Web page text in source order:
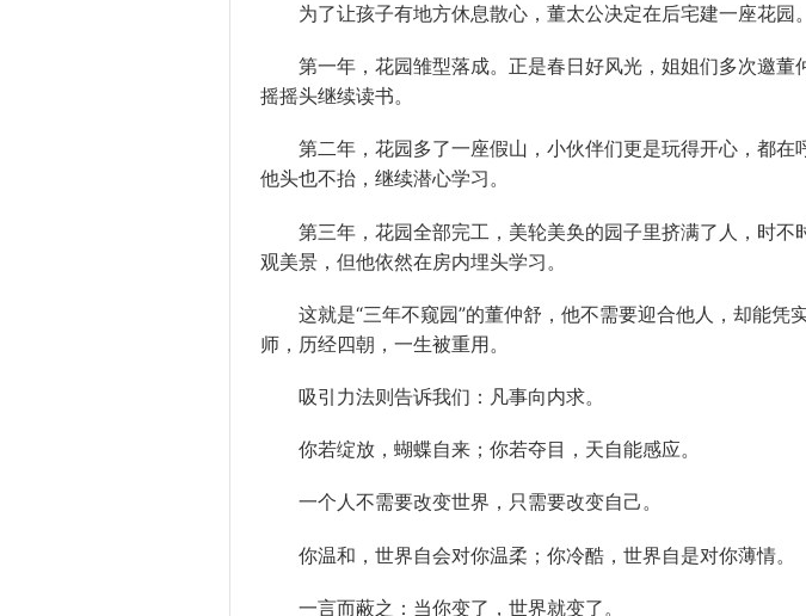
为了让孩子有地方休息散心，董太公决定在后宅建一座花园。
第一年，花园雏型落成。正是春日好风光，姐姐们多次邀董
摇摇头继续读书。
第二年，花园多了一座假山，小伙伴们更是玩得开心，都在
他头也不抬，继续潜心学习。
第三年，花园全部完工，美轮美奂的园子里挤满了人，时不
观美景，但他依然在房内埋头学习。
这就是“三年不窥园”的董仲舒，他不需要迎合他人，却能凭
师，历经四朝，一生被重用。
吸引力法则告诉我们：凡事向内求。
你若绽放，蝴蝶自来；你若夺目，天自能感应。
一个人不需要改变世界，只需要改变自己。
你温和，世界自会对你温柔；你冷酷，世界自是对你薄情。
一言而蔽之：当你变了，世界就变了。